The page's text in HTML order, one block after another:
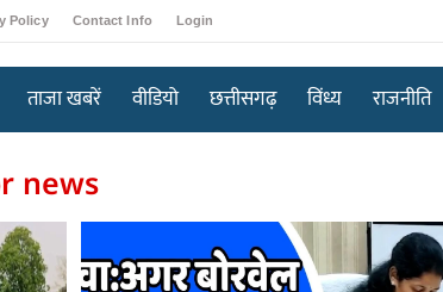
Policy Contact Info Login
ताजा खबरें वीडियो छत्तीसगढ़ विंध्य राजनीति
news